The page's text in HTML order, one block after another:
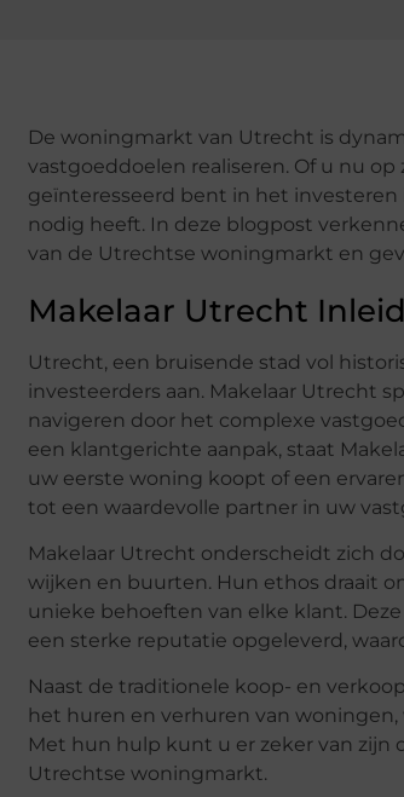
De woningmarkt van Utrecht is
vastgoeddoelen realiseren. Of u nu
geïnteresseerd bent in het
nodig heeft. In deze blogpost
van de Utrechtse woningmarkt en
Makelaar Utrecht
Utrecht, een bruisende stad vol
investeerders aan. Makelaar Utrecht
navigeren door het complexe
een klantgerichte aanpak, staat
uw eerste woning koopt of een
tot een waardevolle partner in uw
Makelaar Utrecht onderscheidt zich
wijken en buurten. Hun ethos draait
unieke behoeften van elke klant.
een sterke reputatie opgeleverd,
Naast de traditionele koop- en
het huren en verhuren van
Met hun hulp kunt u er zeker van zijn
Utrechtse woningmarkt.